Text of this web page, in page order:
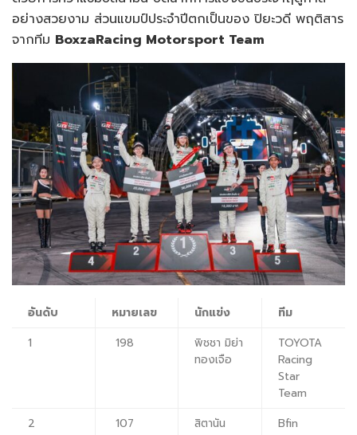
อย่างสวยงาม ส่วนแขมป์ประจำปีตกเป็นของ ปิยะวดี พฤติสาร
จากทีม BoxzaRacing Motorsport Team
อันดับ หมายเลข นักแข่ง
ทีม
1
198
พิชชา มิย่า
ทองเจือ
TOYOTA
Racing
Star
Team
2
107
สิตานัน
Bfin